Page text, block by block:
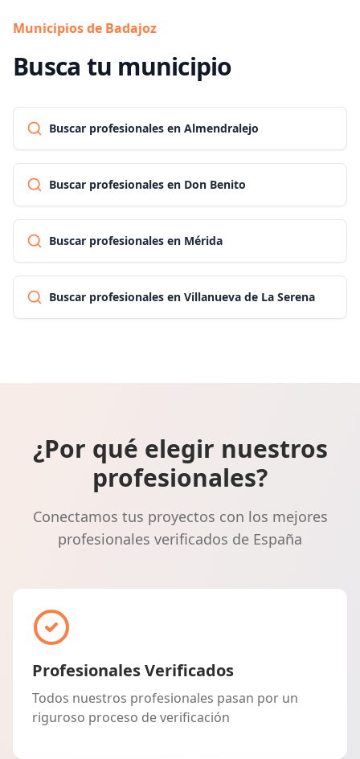
Municipios de Badajoz
Busca tu municipio
Buscar profesionales en Almendralejo
Buscar profesionales en Don Benito
Buscar profesionales en Mérida
Buscar profesionales en Villanueva de La Serena
¿Por qué elegir nuestros
profesionales?
Conectamos tus proyectos con los mejores
profesionales verificados de España
Profesionales Verificados
Todos nuestros profesionales pasan por un
riguroso proceso de verificación